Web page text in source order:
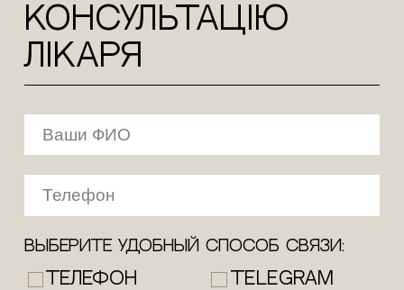
КОНСУЛЬТАЦіЮ
лікаря
Выберите удобный способ связи:
Телефон
Telegram